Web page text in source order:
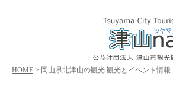
HOME > 岡山県北津山の観光 観光とイベント情報